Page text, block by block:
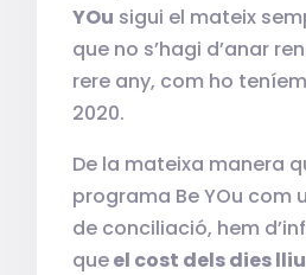
YOu sigui el mateix
que no s’hagi d’anar
rere any, com ho
2020.
De la mateixa manera
programa Be YOu com
de conciliació, hem
queel cost dels dies